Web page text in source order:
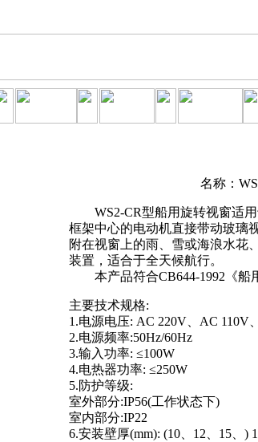
名称：
WS2-CR型船用旋转视窗适用
框架中心的电动机直接带动玻璃
附在视窗上的雨、雪或海浪水花
装置，适合于全天候航行。
本产品符合CB644-1992《船
主要技术规格:
1.电源电压: AC 220V、AC 110V
2.电源频率:50Hz/60Hz
3.输入功率: ≤100W
4.电热器功率: ≤250W
5.防护等级:
室外部分:IP56(工作状态下)
室内部分:IP22
6.安装壁厚(mm): (10、12、15、)